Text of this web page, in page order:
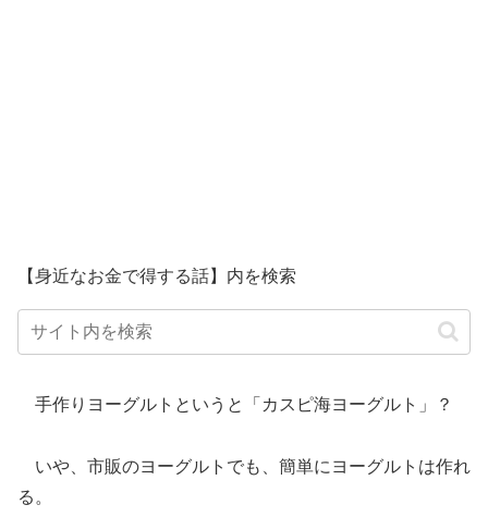
【身近なお金で得する話】内を検索
手作りヨーグルトというと「カスピ海ヨーグルト」？
いや、市販のヨーグルトでも、簡単にヨーグルトは作れ
る。